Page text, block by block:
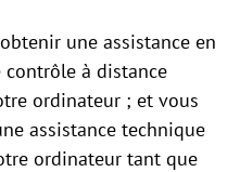
une assistance en
contrôle à distance
ordinateur ; et vous
assistance technique
ordinateur tant que